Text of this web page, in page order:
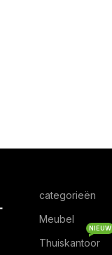
categorieën
Meubel
Thuiskantoor
NIEUW